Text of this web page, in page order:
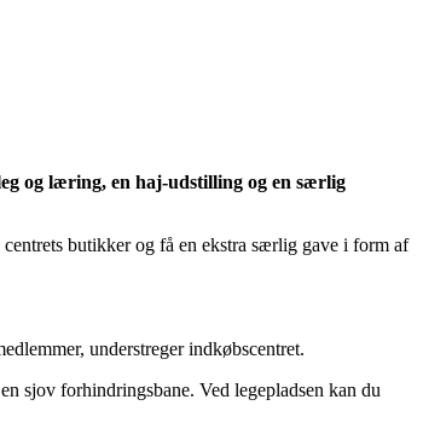
og læring, en haj-udstilling og en særlig
butikker og få en ekstra særlig gave i form af
understreger indkøbscentret.
sjov forhindringsbane. Ved legepladsen kan du